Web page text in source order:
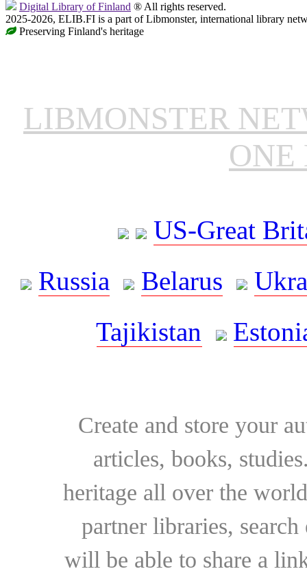
Digital Library of Finland ® All rights reserved.
2025-2026, ELIB.FI is a part of Libmonster, international library
Preserving Finland's heritage
LIBMONSTER
ONE
US-Great
Russia
Belarus
Tajikistan
Create and store your
articles, books,
heritage all over the
partner libraries,
will be able to share a